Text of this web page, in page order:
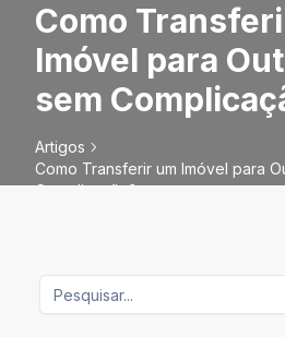
Como
Imóvel para
sem
Artigos
Como Transferir um Imóvel para
Complicação?